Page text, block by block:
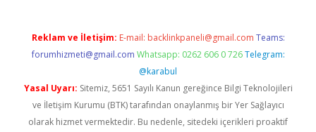
Reklam ve İletişim: E-mail: backlinkpaneli@gmail.com Teams:
forumhizmeti@gmail.com Whatsapp: 0262 606 0 726 Telegram:
@karabul
Yasal Uyarı: Sitemiz, 5651 Sayılı Kanun gereğince Bilgi Teknolojileri
ve İletişim Kurumu (BTK) tarafından onaylanmış bir Yer Sağlayıcı
olarak hizmet vermektedir. Bu nedenle, sitedeki içerikleri proaktif